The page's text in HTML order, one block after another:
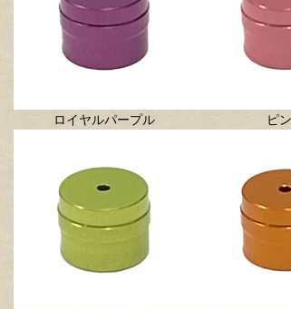
ロイヤルパープル ピ